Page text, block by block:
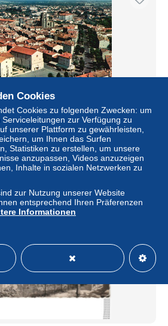
Vue générale aérienne
± 1,15 $
Privatperson
Cookies
Cookies zu folgenden Zwecken: um
zur Verfügung zu
unserer Plattform zu gewährleisten,
um Ihnen das Surfen
Statistiken zu erstellen, um unsere
anzupassen, Videos anzuzeigen
Inhalte in sozialen Netzwerken zu
zur Nutzung unserer Website
entsprechend Ihren Präferenzen
Informationen